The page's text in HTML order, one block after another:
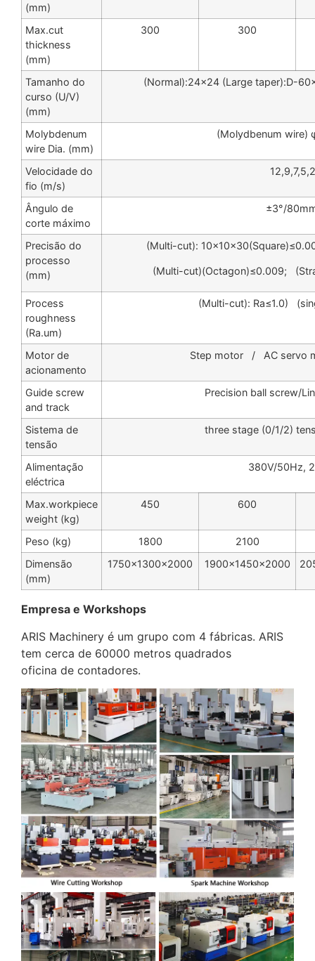
(mm)
Max.cut
thickness
(mm)
300 300
Tamanho do
curso (U/V)
(mm)
(Normal):24×24 (Large taper):D-
Molybdenum
wire Dia. (mm)
(Molydbenum wire)
Velocidade do
fio (m/s)
12,9,7,5,2
Ângulo de
corte máximo
±3°/
Precisão do
processo
(mm)
(Multi-cut):
(Multi-cut)(Octagon)≤0.009;
Process
roughness
(Ra.um)
(Multi-cut): Ra≤1.0)
Motor de
acionamento
Step motor / AC servo
Guide screw
and track
Precision ball screw/
Sistema de
tensão
three stage (0/1/2)
Alimentação
eléctrica
380V/50Hz,
Max.workpiece
weight (kg)
450 600
Peso (kg) 1800
2100
Dimensão
(mm)
1750×1300×2000 1900×1450×2000
Empresa e Workshops
ARIS Machinery é um grupo com 4 fábricas. ARIS
tem cerca de 60000 metros quadrados
oficina de contadores.